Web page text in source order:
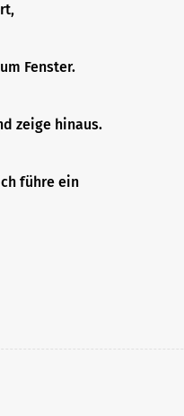
Fenster.
zeige hinaus.
führe ein